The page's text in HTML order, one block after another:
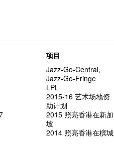
项目
Jazz-Go-Central,
Jazz-Go-Fringe
LPL
2015-16 艺术场地资
助计划
2015 照亮香港在新加
坡
2014 照亮香港在槟城